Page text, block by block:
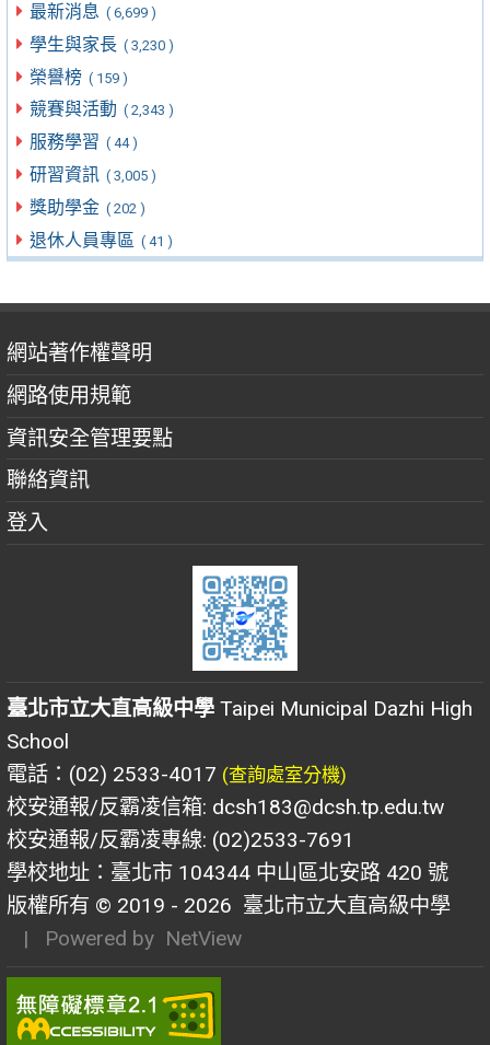
最新消息 ( 6,699 )
學生與家長 ( 3,230 )
榮譽榜 ( 159 )
競賽與活動 ( 2,343 )
服務學習 ( 44 )
研習資訊 ( 3,005 )
獎助學金 ( 202 )
退休人員專區 ( 41 )
網站著作權聲明
網路使用規範
資訊安全管理要點
聯絡資訊
登入
臺北市立大直高級中學 Taipei Municipal Dazhi High
School
電話：(02) 2533-4017 (查詢處室分機)
校安通報/反霸凌信箱: dcsh183@dcsh.tp.edu.tw
校安通報/反霸凌專線: (02)2533-7691
學校地址：臺北市 104344 中山區北安路 420 號
版權所有 © 2019 - 2026 臺北市立大直高級中學
| Powered by NetView